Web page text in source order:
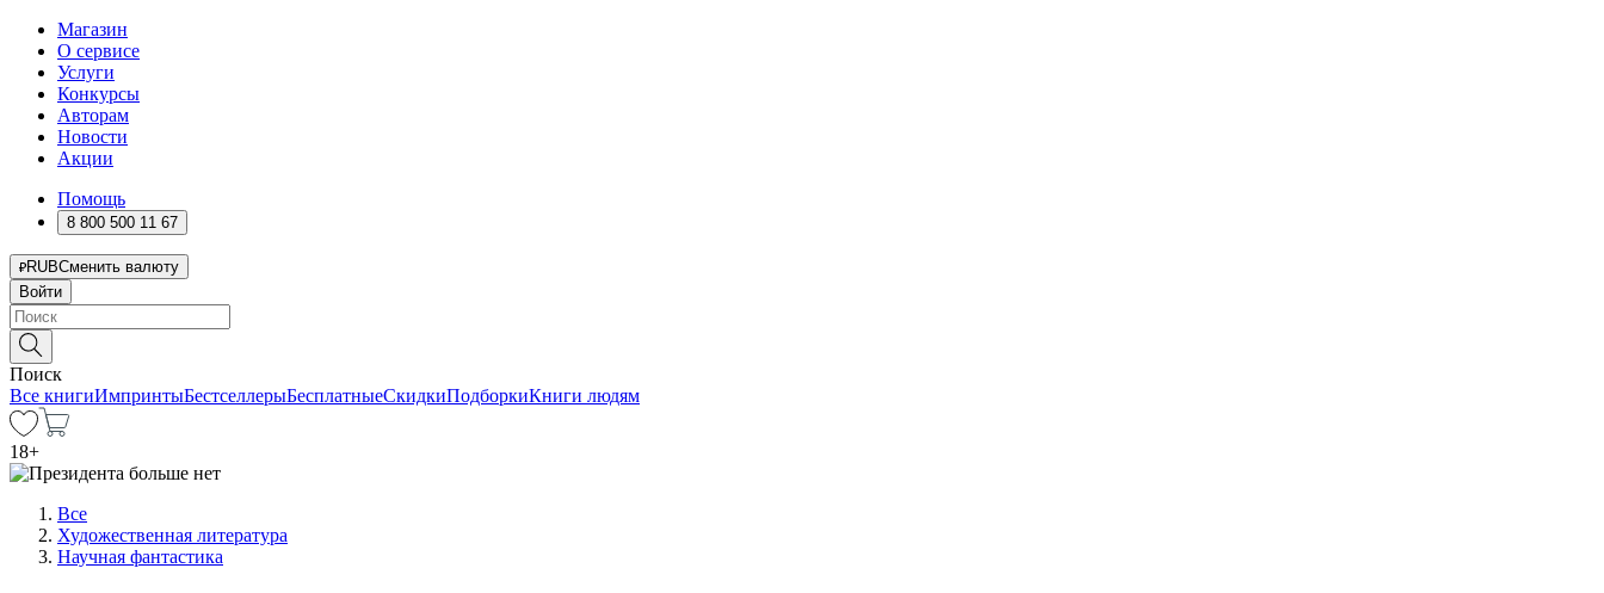
Магазин
О сервисе
Услуги
Конкурсы
Авторам
Новости
Акции
Помощь
8 800 500 11 67
RUBСменить валюту
Войти
Поиск
Все книгиИмпринтыБестселлерыБесплатныеСкидкиПодборкиКниги людям
18+
Все
Художественная литература
Научная фантастика